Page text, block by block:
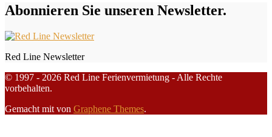
Abonnieren Sie unseren Newsletter.
Red Line Newsletter
© 1997 - 2026 Red Line Ferienvermietung - Alle Rechte
vorbehalten.
Gemacht mit von Graphene Themes.